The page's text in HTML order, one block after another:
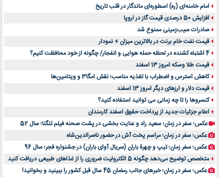
امام خامنه‌ای (ره) اسطوره‌ای ماندگار در قلب تاریخ
افزایش 50 درصدی قیمت گاز در اروپا
صادرات سیب‌زمینی ممنوع شد
قیمت نفت خام برنت در بالاترین میزان + نمودار
4 اشتباه کشنده در لحظه حمله هوایی و انفجار/ چگونه از خود محافظت کنیم؟
قیمت طلا وسکه امروز 13 اسفند
کاهش استرس و اضطراب با تغذیه مناسب؛ نقش امگا3 و ویتامین‌ها
قیمت دلار و ارزهای دیگر امروز 13 اسفند
کنسروها را تا چه زمانی می توانید استفاده کنید؟
اعلام جزئیات جدید از پرداخت حقوق اسفند کارمندان
عکس؛ سفر در زمان؛ سعید راد و عنایت بخشی در پشت صحنه فیلم تنگنا؛ سال 52
عکس؛ سفر در زمان؛ مراسم پخت آش در حضور ناصرالدین‌شاه
عکس؛ سفر زمان؛ تیپ و چهرۀ باران (سریال آوای باران) در جشنواره فجر؛ سال 96
متخصص توضیح می‌دهد چگونه 5 الکترولیت ضروری را از غذاهای طبیعی دریافت کنید
عکس؛ سفر در زمان؛ خبرهای جالب رمضان 45 سال قبل کشور را ببینید و بخوانید!